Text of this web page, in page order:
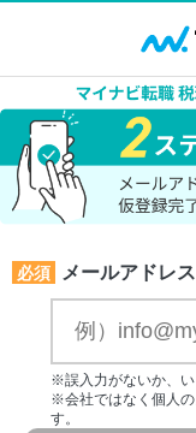
必須 メールアドレ
※誤入力がないか、い
※会社ではなく個人の
す。